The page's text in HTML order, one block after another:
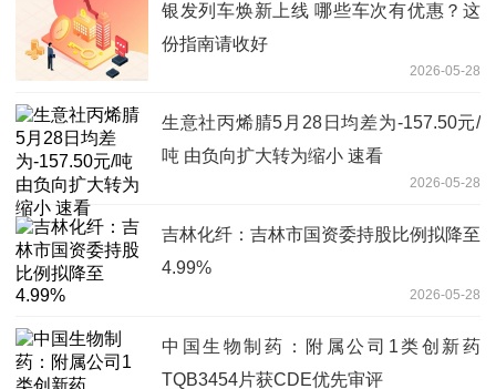
银发列车焕新上线 哪些车次有优惠？这
份指南请收好
2026-05-28
生意社丙烯腈5月28日均差为-157.50元/
吨 由负向扩大转为缩小 速看
2026-05-28
吉林化纤：吉林市国资委持股比例拟降至
4.99%
2026-05-28
中国生物制药：附属公司1类创新药
TQB3454片获CDE优先审评